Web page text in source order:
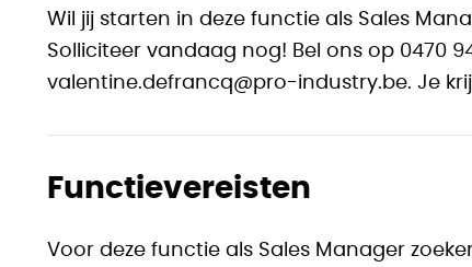
Wil jij starten in deze functie als Sales
Solliciteer vandaag nog! Bel ons op 0470
valentine.defrancq@pro-industry.be. Je
Functievereisten
Voor deze functie als Sales Manager